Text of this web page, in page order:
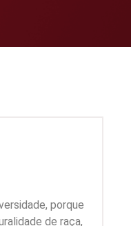
porque
de raça,